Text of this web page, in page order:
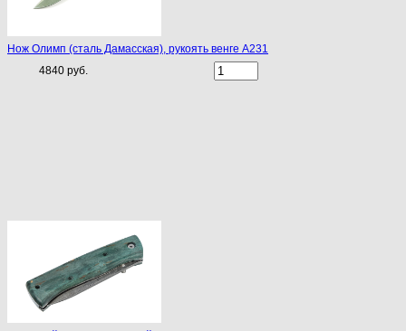
Нож Олимп (сталь Дамасская), рукоять венге A231
4840 руб.